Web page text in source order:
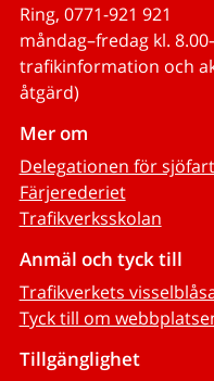
Ring, 0771-921 921
måndag–fredag kl.
trafikinformation och
åtgärd)
Mer om
Delegationen för
Färjerederiet
Trafikverksskolan
Anmäl och tyck till
Trafikverkets
Tyck till om
Tillgänglighet